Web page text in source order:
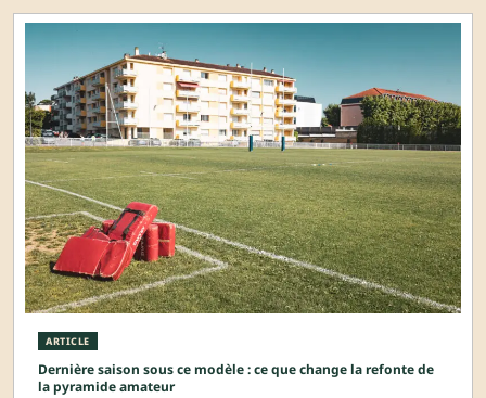
ARTICLE
Dernière saison sous ce modèle : ce que change la refonte de
la pyramide amateur